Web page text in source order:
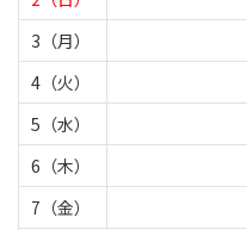
3（月）
4（火）
5（水）
6（木）
7（金）